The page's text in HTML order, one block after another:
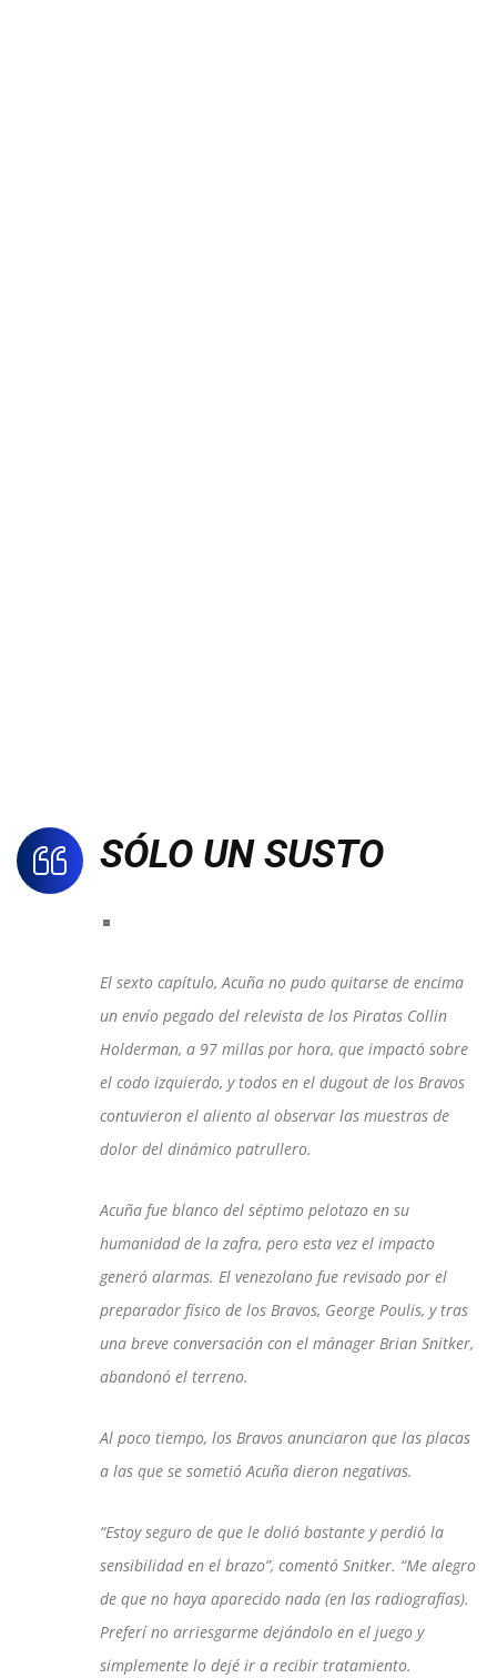
SÓLO UN SUSTO
El sexto capítulo, Acuña no pudo quitarse de encima
un envío pegado del relevista de los Piratas Collin
Holderman, a 97 millas por hora, que impactó sobre
el codo izquierdo, y todos en el dugout de los Bravos
contuvieron el aliento al observar las muestras de
dolor del dinámico patrullero.
Acuña fue blanco del séptimo pelotazo en su
humanidad de la zafra, pero esta vez el impacto
generó alarmas. El venezolano fue revisado por el
preparador físico de los Bravos, George Poulis, y tras
una breve conversación con el mánager Brian Snitker,
abandonó el terreno.
Al poco tiempo, los Bravos anunciaron que las placas
a las que se sometió Acuña dieron negativas.
“Estoy seguro de que le dolió bastante y perdió la
sensibilidad en el brazo”, comentó Snitker. “Me alegro
de que no haya aparecido nada (en las radiografías).
Preferí no arriesgarme dejándolo en el juego y
simplemente lo dejé ir a recibir tratamiento.